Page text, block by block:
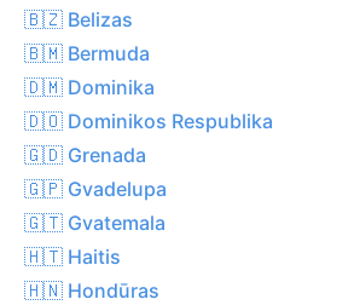
🇧🇿 Belizas
🇧🇲 Bermuda
🇩🇲 Dominika
🇩🇴 Dominikos Respublika
🇬🇩 Grenada
🇬🇵 Gvadelupa
🇬🇹 Gvatemala
🇭🇹 Haitis
🇭🇳 Hondūras